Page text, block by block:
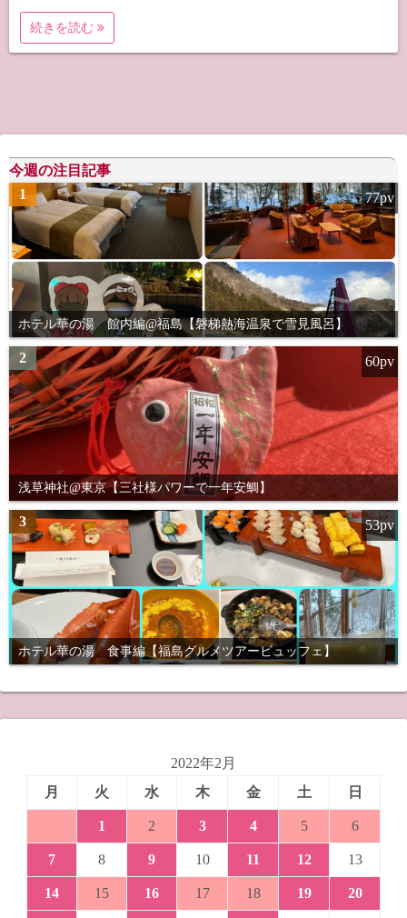
続きを読む
今週の注目記事
1
ホテル華の湯 館内編@福島【磐梯熱海温泉で雪見風呂】
77pv
2
浅草神社@東京【三社様パワーで一年安鯛】
60pv
3
ホテル華の湯 食事編【福島グルメツアービュッフェ】
53pv
2022年2月
月
火 水 木 金 土 日
1 2 3 4 5 6
7 8 9 10 11 12 13
14 15 16 17 18 19 20